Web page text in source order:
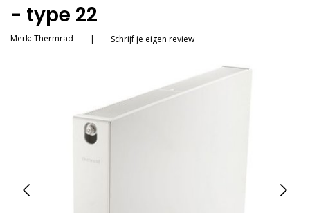
- type 22
Merk: Thermrad | Schrijf je eigen review